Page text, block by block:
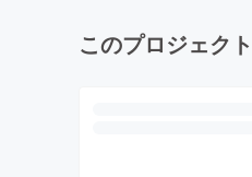
このプロジェク